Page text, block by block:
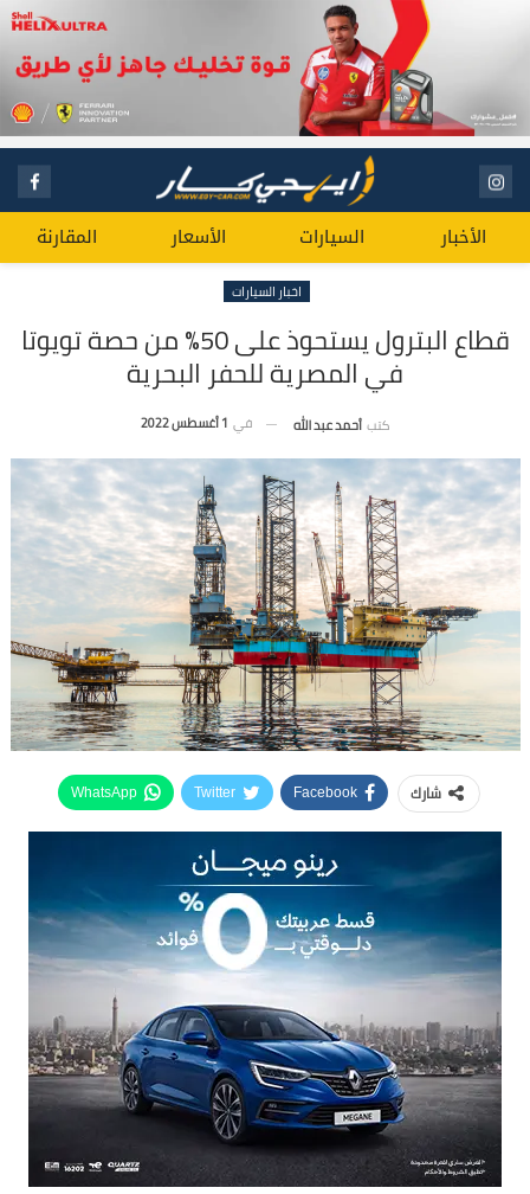
الأخبار السيارات الأسعار المقارنة
اخبار السيارات
قطاع البترول يستحوذ على 50% من حصة تويوتا
في المصرية للحفر البحرية
كتب أحمد عبد الله في 1 أغسطس 2022
شارك Facebook
Twitter
WhatsApp